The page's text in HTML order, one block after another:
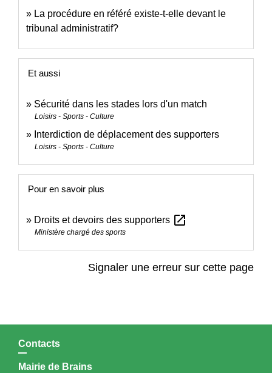
La procédure en référé existe-t-elle devant le
tribunal administratif?
Et aussi
Sécurité dans les stades lors d'un match
Loisirs - Sports - Culture
Interdiction de déplacement des supporters
Loisirs - Sports - Culture
Pour en savoir plus
Droits et devoirs des supporters open_in_new
Ministère chargé des sports
Signaler une erreur sur cette page
Contacts
Mairie de Brains